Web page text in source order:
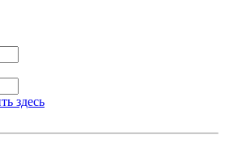
здесь